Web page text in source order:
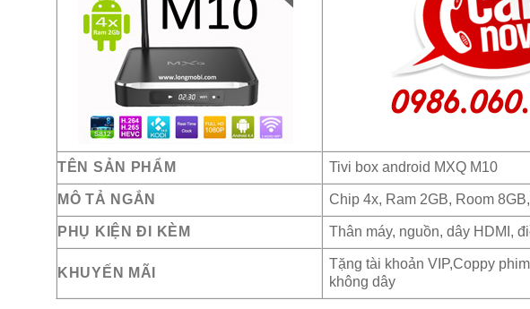
TÊN SẢN PHẨM Tivi box android MXQ M10
MÔ TẢ NGẮN Chip 4x, Ram 2GB, Room
PHỤ KIỆN ĐI KÈM Thân máy, nguồn, dây HDMI,
KHUYẾN MÃI
Tặng tài khoản VIP,Coppy
không dây